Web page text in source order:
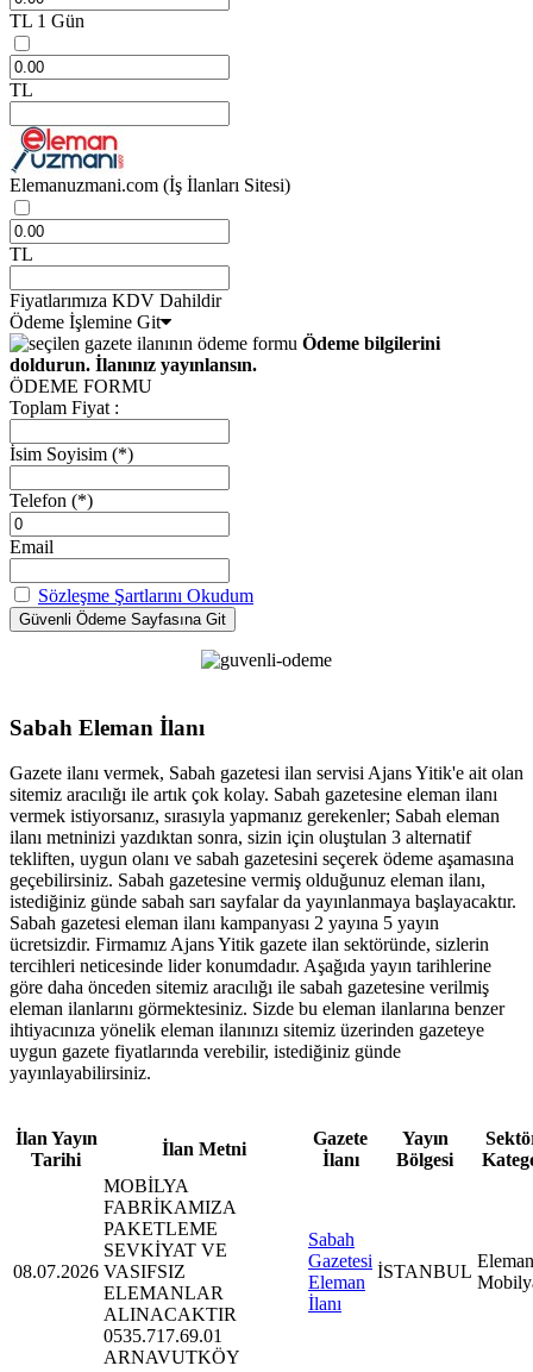
TL 1 Gün
TL
Elemanuzmani.com (İş İlanları Sitesi)
TL
Fiyatlarımıza KDV Dahildir
Ödeme İşlemine Git
Ödeme bilgilerini
doldurun. İlanınız yayınlansın.
ÖDEME FORMU
Toplam Fiyat :
İsim Soyisim (*)
Telefon (*)
Email
Sözleşme Şartlarını Okudum
Sabah Eleman İlanı
Gazete ilanı vermek, Sabah gazetesi ilan servisi Ajans Yitik'e ait olan
sitemiz aracılığı ile artık çok kolay. Sabah gazetesine eleman ilanı
vermek istiyorsanız, sırasıyla yapmanız gerekenler; Sabah eleman
ilanı metninizi yazdıktan sonra, sizin için oluştulan 3 alternatif
tekliften, uygun olanı ve sabah gazetesini seçerek ödeme aşamasına
geçebilirsiniz. Sabah gazetesine vermiş olduğunuz eleman ilanı,
istediğiniz günde sabah sarı sayfalar da yayınlanmaya başlayacaktır.
Sabah gazetesi eleman ilanı kampanyası 2 yayına 5 yayın
ücretsizdir. Firmamız Ajans Yitik gazete ilan sektöründe, sizlerin
tercihleri neticesinde lider konumdadır. Aşağıda yayın tarihlerine
göre daha önceden sitemiz aracılığı ile sabah gazetesine verilmiş
eleman ilanlarını görmektesiniz. Sizde bu eleman ilanlarına benzer
ihtiyacınıza yönelik eleman ilanınızı sitemiz üzerinden gazeteye
uygun gazete fiyatlarında verebilir, istediğiniz günde
yayınlayabilirsiniz.
İlan Yayın
Tarihi
İlan Metni
Gazete
İlanı
Yayın
Bölgesi
08.07.2026
MOBİLYA
FABRİKAMIZA
PAKETLEME
SEVKİYAT VE
VASIFSIZ
ELEMANLAR
ALINACAKTIR
0535.717.69.01
ARNAVUTKÖY
Sabah
Gazetesi
Eleman
İlanı
İSTANBUL